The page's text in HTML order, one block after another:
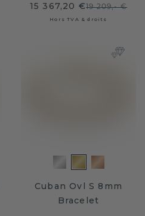
15 367,20 €19 209,- €
Hors TVA & droits
Cuban Ovl S 8mm
Bracelet